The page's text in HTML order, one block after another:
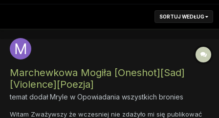
SORTUJ WEDŁUG
Marchewkowa Mogiła [Oneshot][Sad]
[Violence][Poezja]
temat dodałMryle w Opowiadania wszystkich bronies
Witam Zważywszy że wczesniej nie zdażyło mi się publikować